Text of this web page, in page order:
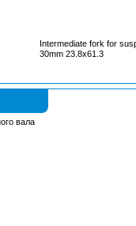
Intermediate fork for
30mm 23.8x61.3
вала